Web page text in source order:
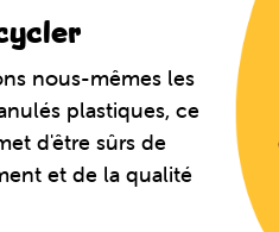
nous-mêmes les
plastiques, ce
d'être sûrs de
et de la qualité